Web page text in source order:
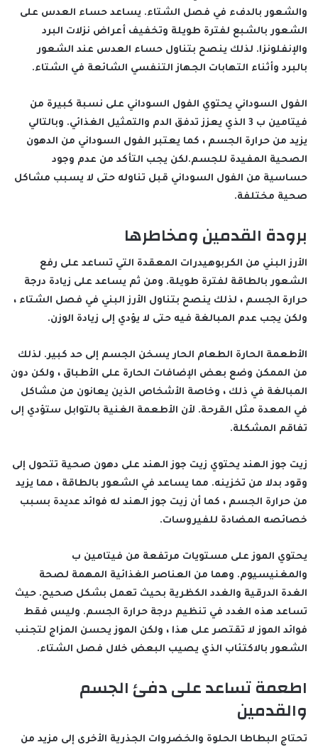
والشعور بالدفء في فصل الشتاء. يساعد حساء العدس على
الشعور بالشبع لفترة طويلة وتخفيف أعراض نزلات البرد
والإنفلونزا. لذلك ينصح بتناول حساء العدس عند الشعور
بالبرد وأثناء التهابات الجهاز التنفسي الشائعة في الشتاء.
الفول السوداني يحتوي الفول السوداني على نسبة كبيرة من
فيتامين ب 3 الذي يعزز تدفق الدم والتمثيل الغذائي. وبالتالي
يزيد من حرارة الجسم ، كما يعتبر الفول السوداني من الدهون
الصحية المفيدة للجسم.لكن يجب التأكد من عدم وجود
حساسية من الفول السوداني قبل تناوله حتى لا يسبب مشاكل
صحية مختلفة.
برودة القدمين ومخاطرها
الأرز البني من الكربوهيدرات المعقدة التي تساعد على رفع
الشعور بالطاقة لفترة طويلة. ومن ثم يساعد على زيادة درجة
حرارة الجسم ، لذلك ينصح بتناول الأرز البني في فصل الشتاء ،
ولكن يجب عدم المبالغة فيه حتى لا يؤدي إلى زيادة الوزن.
الأطعمة الحارة الطعام الحار يسخن الجسم إلى حد كبير. لذلك
من الممكن وضع بعض الإضافات الحارة على الأطباق ، ولكن دون
المبالغة في ذلك ، وخاصة الأشخاص الذين يعانون من مشاكل
في المعدة مثل القرحة. لأن الأطعمة الغنية بالتوابل ستؤدي إلى
تفاقم المشكلة.
زيت جوز الهند يحتوي زيت جوز الهند على دهون صحية تتحول إلى
وقود بدلا من تخزينه. مما يساعد في الشعور بالطاقة ، مما يزيد
من حرارة الجسم ، كما أن زيت جوز الهند له فوائد عديدة بسبب
خصائصه المضادة للفيروسات.
يحتوي الموز على مستويات مرتفعة من فيتامين ب
والمغنيسيوم. وهما من العناصر الغذائية المهمة لصحة
الغدة الدرقية والغدد الكظرية بحيث تعمل بشكل صحيح. حيث
تساعد هذه الغدد في تنظيم درجة حرارة الجسم. وليس فقط
فوائد الموز لا تقتصر على هذا ، ولكن الموز يحسن المزاج لتجنب
الشعور بالاكتئاب الذي يصيب البعض خلال فصل الشتاء.
اطعمة تساعد على دفئ الجسم
والقدمين
تحتاج البطاطا الحلوة والخضروات الجذرية الأخرى إلى مزيد من